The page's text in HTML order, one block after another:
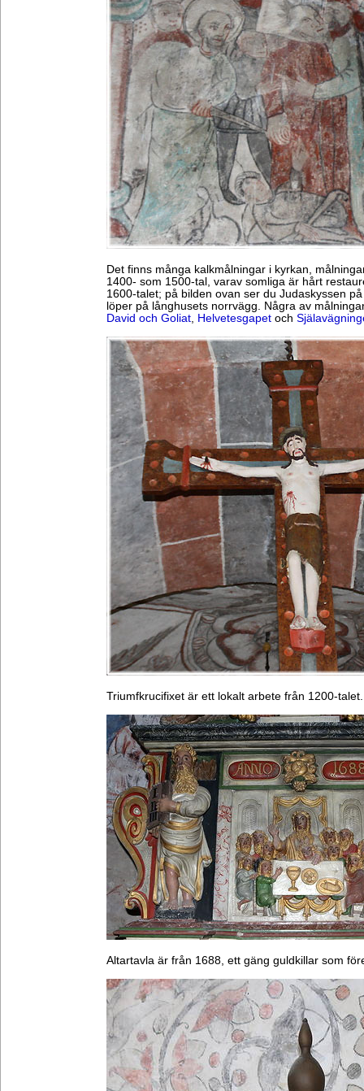
Det finns många kalkmålningar i kyrkan,
1400- som 1500-tal, varav somliga är hårt
1600-talet; på bilden ovan ser du Judaskyssen
löper på långhusets norrvägg. Några av
David och Goliat, Helvetesgapet och
Triumfkrucifixet är ett lokalt arbete från 1200-talet.
Altartavla är från 1688, ett gäng guldkillar som